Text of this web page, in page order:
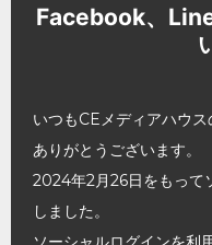
Facebook、
いつもCEメディアハウ
ありがとうございます。
2024年2月26日をもって
しました。